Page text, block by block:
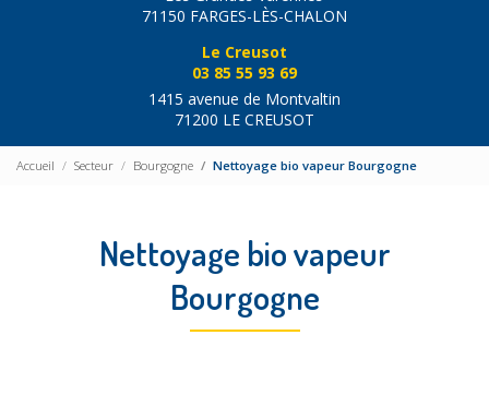
71150 FARGES-LÈS-CHALON
Le Creusot
03 85 55 93 69
1415 avenue de Montvaltin
71200 LE CREUSOT
Accueil Secteur Bourgogne Nettoyage bio vapeur Bourgogne
Nettoyage bio vapeur
Bourgogne